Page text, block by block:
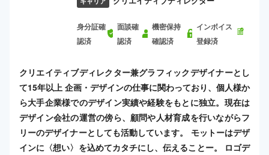
身分証確
認済
面談確
認済
機密保持
確認済
インボイス
登録済
クリエイティブディレクター兼グラフィックデザイナーとし
て15年以上 企画・デザインの仕事に関わっており、個人様か
ら大手企業様でのデザイン実績や経験をもとに独立。現在は
デザイン会社の運営の傍ら、顧問や人材育成を行いながらフ
リーのデザイナーとしても活動しています。 モットーはデザ
インに〈想い〉を込めてカタチにし、伝えることー。 ロゴデ